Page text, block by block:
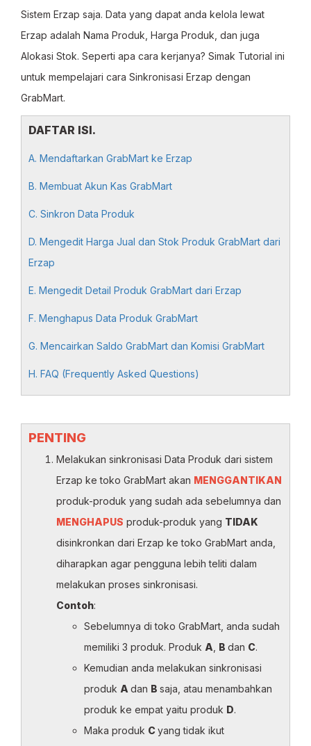
Sistem Erzap saja. Data yang dapat anda kelola lewat
Erzap adalah Nama Produk, Harga Produk, dan juga
Alokasi Stok. Seperti apa cara kerjanya? Simak Tutorial ini
untuk mempelajari cara Sinkronisasi Erzap dengan
GrabMart.
DAFTAR ISI.
A. Mendaftarkan GrabMart ke Erzap
B. Membuat Akun Kas GrabMart
C. Sinkron Data Produk
D. Mengedit Harga Jual dan Stok Produk GrabMart dari
Erzap
E. Mengedit Detail Produk GrabMart dari Erzap
F. Menghapus Data Produk GrabMart
G. Mencairkan Saldo GrabMart dan Komisi GrabMart
H. FAQ (Frequently Asked Questions)
PENTING
Melakukan sinkronisasi Data Produk dari sistem
Erzap ke toko GrabMart akan MENGGANTIKAN
produk-produk yang sudah ada sebelumnya dan
MENGHAPUS produk-produk yang TIDAK
disinkronkan dari Erzap ke toko GrabMart anda,
diharapkan agar pengguna lebih teliti dalam
melakukan proses sinkronisasi.
Contoh:
Sebelumnya di toko GrabMart, anda sudah
memiliki 3 produk. Produk A B dan C.
Kemudian anda melakukan sinkronisasi
produk A dan B saja, atau menambahkan
produk ke empat yaitu produk D.
Maka produk Cyang tidak ikut